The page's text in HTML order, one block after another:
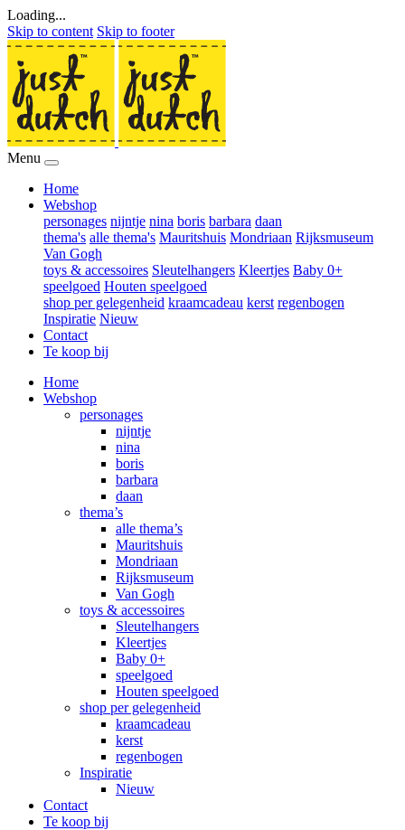
Loading...
Skip to content Skip to footer
Menu
Home
Webshop
personages nijntje nina boris barbara daan
thema's alle thema's Mauritshuis Mondriaan Rijksmuseum
Van Gogh
toys & accessoires Sleutelhangers Kleertjes Baby 0+
speelgoed Houten speelgoed
shop per gelegenheid kraamcadeau kerst regenbogen
Inspiratie Nieuw
Contact
Te koop bij
Home
Webshop
personages
nijntje
nina
boris
barbara
daan
thema’s
alle thema’s
Mauritshuis
Mondriaan
Rijksmuseum
Van Gogh
toys & accessoires
Sleutelhangers
Kleertjes
Baby 0+
speelgoed
Houten speelgoed
shop per gelegenheid
kraamcadeau
kerst
regenbogen
Inspiratie
Nieuw
Contact
Te koop bij